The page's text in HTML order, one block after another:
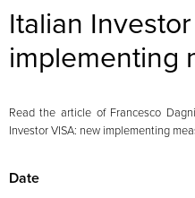
Italian
implementing
Read the article of Francesco
Investor VISA: new implementing
Date